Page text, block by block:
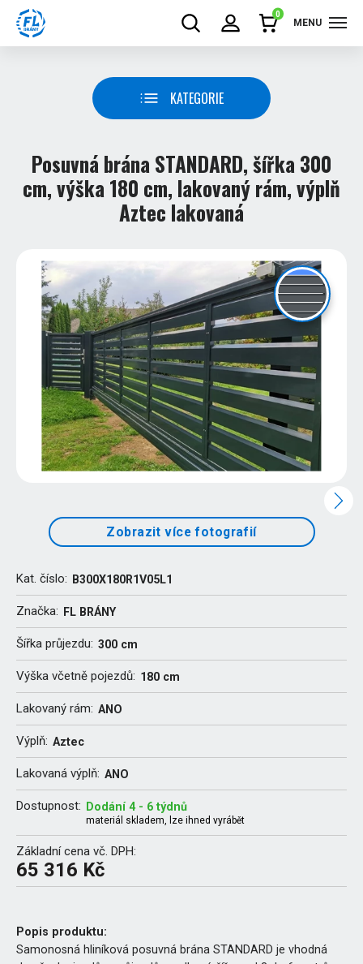
0
MENU
KATEGORIE
Posuvná brána STANDARD, šířka 300
cm, výška 180 cm, lakovaný rám, výplň
Aztec lakovaná
Zobrazit více fotografií
Kat. číslo: B300X180R1V05L1
Značka: FL BRÁNY
Šířka průjezdu: 300 cm
Výška včetně pojezdů: 180 cm
Lakovaný rám: ANO
Výplň: Aztec
Lakovaná výplň: ANO
Dostupnost: Dodání 4 - 6 týdnů
materiál skladem, lze ihned vyrábět
Základní cena vč. DPH:
65 316 Kč
Popis produktu:
Samonosná hliníková posuvná brána STANDARD je vhodná